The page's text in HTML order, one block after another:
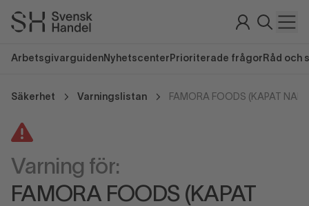
Arbetsgivarguiden Nyhetscenter Prioriterade frågor Råd och
Säkerhet Varningslistan FAMORA FOODS (KAPAT
Varning för:
FAMORA FOODS (KAPAT